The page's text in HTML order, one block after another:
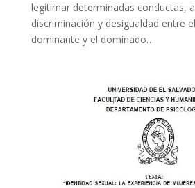
legitimar determinadas conductas,
discriminación y desigualdad entre
dominante y el dominado…